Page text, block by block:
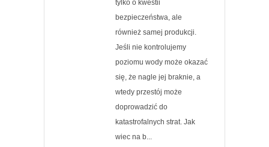
tylko o kwestii
bezpieczeństwa, ale
również samej produkcji.
Jeśli nie kontrolujemy
poziomu wody może okazać
się, że nagle jej braknie, a
wtedy przestój może
doprowadzić do
katastrofalnych strat. Jak
wiec na b...